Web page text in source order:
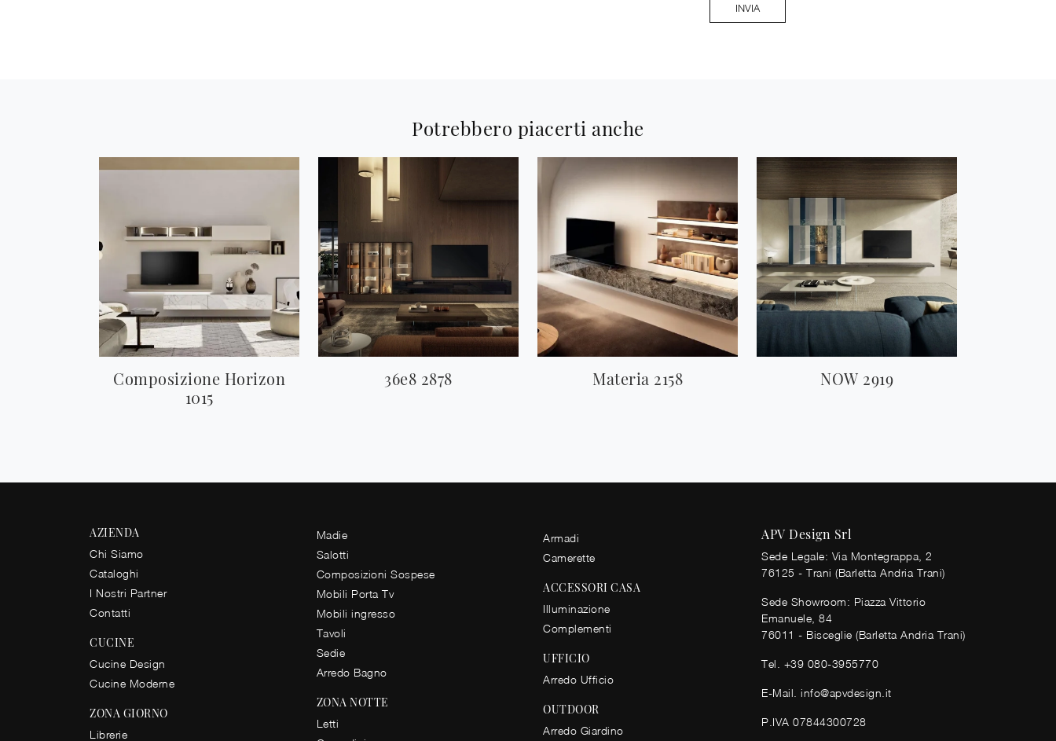
INVIA
Potrebbero piacerti anche
Composizione Horizon
1015
36e8 2878 Materia 2158 NOW 2919
AZIENDA
Chi Siamo
Cataloghi
I Nostri Partner
Contatti
CUCINE
Cucine Design
Cucine Moderne
ZONA GIORNO
Librerie
Madie
Salotti
Composizioni Sospese
Mobili Porta Tv
Mobili ingresso
Tavoli
Sedie
Arredo Bagno
ZONA NOTTE
Letti
Armadi
Camerette
ACCESSORI CASA
Illuminazione
Complementi
UFFICIO
Arredo Ufficio
OUTDOOR
Arredo Giardino
APV Design Srl
Sede Legale: Via Montegrappa, 2
76125 - Trani (Barletta Andria Trani)
Sede Showroom: Piazza Vittorio
Emanuele, 84
76011 - Bisceglie (Barletta Andria Trani)
Tel. +39 080-3955770
E-Mail. info@apvdesign.it
P.IVA 07844300728